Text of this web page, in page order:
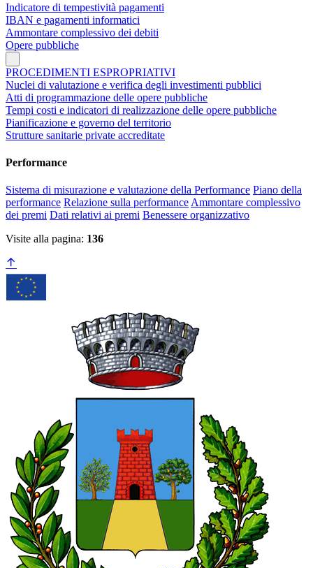
Indicatore di tempestività pagamenti
IBAN e pagamenti informatici
Ammontare complessivo dei debiti
Opere pubbliche
PROCEDIMENTI ESPROPRIATIVI
Nuclei di valutazione e verifica degli investimenti pubblici
Atti di programmazione delle opere pubbliche
Tempi costi e indicatori di realizzazione delle opere pubbliche
Pianificazione e governo del territorio
Strutture sanitarie private accreditate
Performance
Sistema di misurazione e valutazione della Performance Piano della
performance Relazione sulla performance Ammontare complessivo
dei premi Dati relativi ai premi Benessere organizzativo
Visite alla pagina: 136